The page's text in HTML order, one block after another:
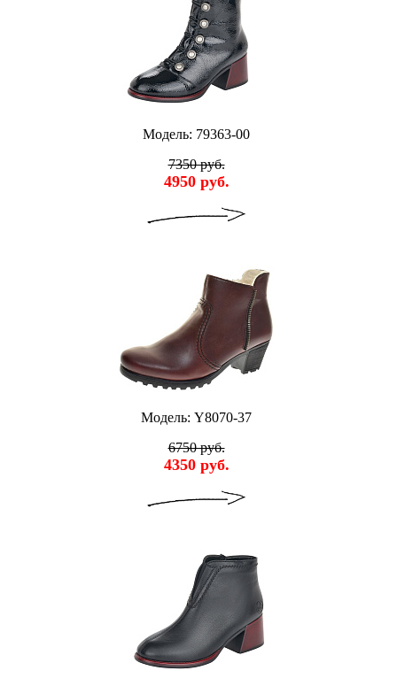
Модель: 79363-00
7350 руб.
4950 руб.
Модель: Y8070-37
6750 руб.
4350 руб.